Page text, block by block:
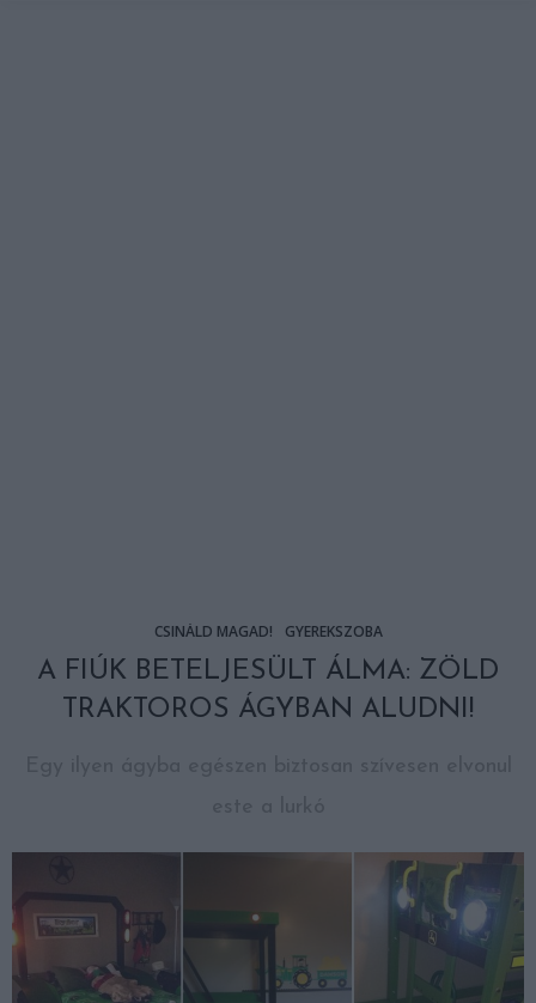
CSINÁLD MAGAD! GYEREKSZOBA
A FIÚK BETELJESÜLT ÁLMA: ZÖLD
TRAKTOROS ÁGYBAN ALUDNI!